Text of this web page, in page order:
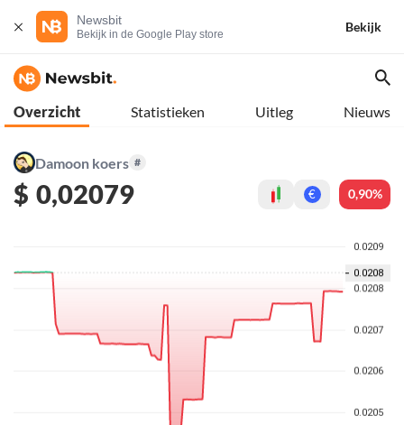
Newsbit
Bekijk in de Google Play store
Bekijk
Overzicht Statistieken Uitleg Nieuws
Damoon koers #
$ 0,02079 € 0,90%